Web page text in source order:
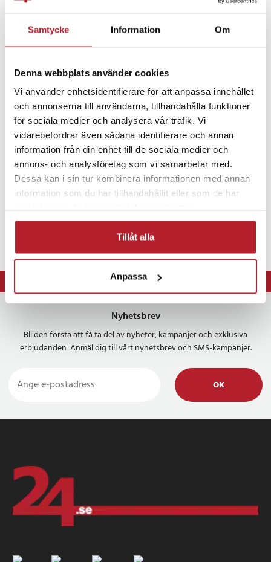
Samtycke Information Om
Denna webbplats använder cookies
Vi använder enhetsidentifierare för att anpassa innehållet
och annonserna till användarna, tillhandahålla funktioner
för sociala medier och analysera vår trafik. Vi
vidarebefordrar även sådana identifierare och annan
information från din enhet till de sociala medier och
annons- och analysföretag som vi samarbetar med.
Dessa kan i sin tur kombinera informationen med annan
information som du har tillhandahållit eller som de har
Tillåt alla
Anpassa
Hem & Trädgård
Kryddhyllor & kvarnar Rea 10-29 Kronor
Köksprodukter Rea Köksprodukter
⭐ 365 dagars öppet köp
Nyhetsbrev
Bli den första att få ta del av nyheter, kampanjer och exklusiva
erbjudanden Anmäl dig till vårt nyhetsbrev och SMS-kampanjer.
OK